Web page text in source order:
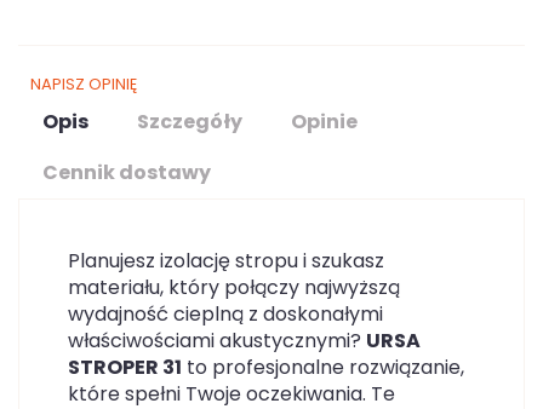
NAPISZ OPINIĘ
Opis Szczegóły
Opinie
Cennik dostawy
Planujesz izolację stropu i szukasz
materiału, który połączy najwyższą
wydajność cieplną z doskonałymi
właściwościami akustycznymi? URSA
STROPER 31 to profesjonalne rozwiązanie,
które spełni Twoje oczekiwania. Te